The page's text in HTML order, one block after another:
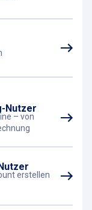
Nutzer
– von
erstellen